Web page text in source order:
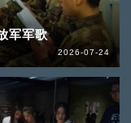
军军歌
2026-07-24